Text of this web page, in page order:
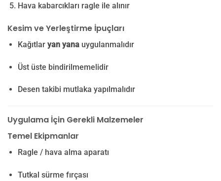
Hava kabarcıkları ragle ile alınır
Kesim ve Yerleştirme İpuçları
Kağıtlar yan yanauygulanmalıdır
Üst üste bindirilmemelidir
Desen takibi mutlaka yapılmalıdır
Uygulama İçin Gerekli Malzemeler
Temel Ekipmanlar
Ragle / hava alma aparatı
Tutkal sürme fırçası